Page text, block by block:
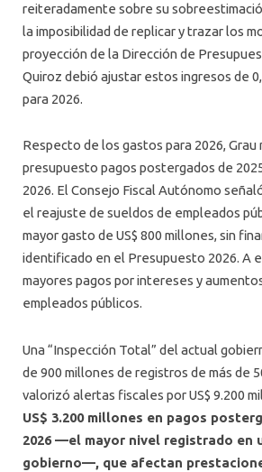
reiteradamente sobre su
la imposibilidad de replicar y trazar los
proyección de la Dirección de
Quiroz debió ajustar estos ingresos de
para 2026.
Respecto de los gastos para 2026,
presupuesto pagos postergados de
2026. El Consejo Fiscal Autónomo
el reajuste de sueldos de empleados
mayor gasto de US$ 800 millones, sin
identificado en el Presupuesto 2026. A
mayores pagos por intereses y
empleados públicos.
Una “Inspección Total” del actual
de 900 millones de registros de más de
valorizó alertas fiscales por US$ 9.200
US$ 3.200 millones en pagos
2026 —el mayor nivel registrado en
gobierno—, que afectan